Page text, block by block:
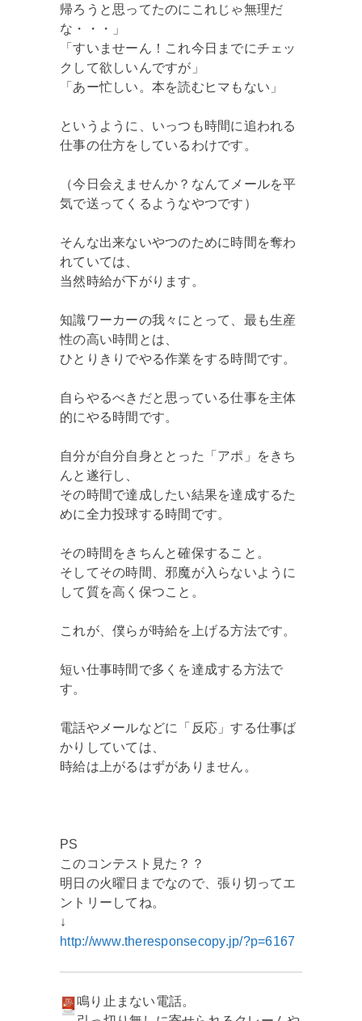
帰ろうと思ってたのにこれじゃ無理だ
な・・・」
「すいませーん！これ今日までにチェッ
クして欲しいんですが」
「あー忙しい。本を読むヒマもない」
というように、いっつも時間に追われる
仕事の仕方をしているわけです。
（今日会えませんか？なんてメールを平
気で送ってくるようなやつです）
そんな出来ないやつのために時間を奪わ
れていては、
当然時給が下がります。
知識ワーカーの我々にとって、最も生産
性の高い時間とは、
ひとりきりでやる作業をする時間です。
自らやるべきだと思っている仕事を主体
的にやる時間です。
自分が自分自身ととった「アポ」をきち
んと遂行し、
その時間で達成したい結果を達成するた
めに全力投球する時間です。
その時間をきちんと確保すること。
そしてその時間、邪魔が入らないように
して質を高く保つこと。
これが、僕らが時給を上げる方法です。
短い仕事時間で多くを達成する方法で
す。
電話やメールなどに「反応」する仕事ば
かりしていては、
時給は上がるはずがありません。
PS
このコンテスト見た？？
明日の火曜日までなので、張り切ってエ
ントリーしてね。
↓
http://www.theresponsecopy.jp/?p=6167
鳴り止まない電話。